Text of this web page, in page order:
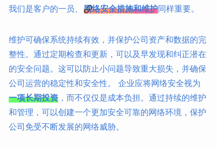
我们是客户的一员、 网络安全措施和维护同样重要。
维护可确保系统持续有效，并保护公司资产和数据的完
整性。通过定期检查和更新，可以及早发现和纠正潜在
的安全问题。这可以防止小问题导致重大损失，并确保
公司运营的稳定性和安全性。 企业应将网络安全视为
一项长期投资，而不仅仅是成本负担。通过持续的维护
和管理，可以创建一个更加安全可靠的网络环境，保护
公司免受不断发展的网络威胁。